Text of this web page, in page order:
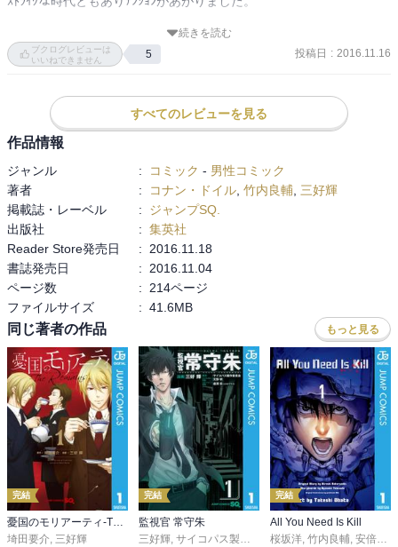
ただ、ﾉﾌﾞﾘｽｵﾌﾞﾘｰｼﾞｭの意味がわからない知識量の方には難しいのか
まあ、ﾃﾞｽﾉがWJでOKだったからたぶん問題なし。
大人向けﾀﾞｰｸﾋｰﾛｰものですね。
しっかし、実に好みの話でした。ﾖﾅ以来の当たり作品。
続きを読む
ブクログレビューは
いいねできません
5 投稿日 : 2016.11.16
すべてのレビューを見る
作品情報
ジャンル : コミック - 男性コミック
著者
: コナン・ドイル 竹内良輔 三好輝
掲載誌・レーベル
:
ジャンプSQ.
出版社
: 集英社
Reader Store発売日
:
2016.11.18
書誌発売日
:
2016.11.04
ページ数
:
214ページ
ファイルサイズ
: 41.6MB
同じ著者の作品 もっと見る
完結
憂国のモリアーティ-The Remains-
埼田要介, 三好輝
完結
監視官 常守朱
三好輝, サイコパス製作委員会 ,天野明,虚淵玄（ニト
完結
All You Need Is Kill
桜坂洋, 竹内良輔, 安倍吉俊